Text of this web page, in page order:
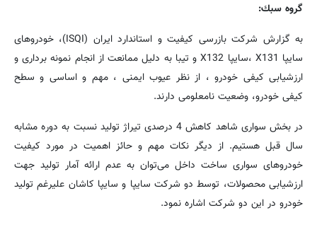
گروه سبك:
به گزارش شركت بازرسی كیفیت و استاندارد ایران (ISQI)، خودروهای
سایپا X131 ،سایپا X132و تیبا به دلیل ممانعت از انجام نمونه برداری و
ارزشیابی کیفی خودرو ، از نظر عیوب ایمنی ، مهم و اساسی و سطح
کیفی خودرو، وضعیت نامعلومی دارند.
در بخش سواری شاهد كاهش 4 درصدی تیراژ تولید نسبت به دوره مشابه
سال قبل هستیم. از دیگر نكات مهم و حائز اهمیت در مورد كیفیت
خودروهای سواری ساخت داخل می‌توان به عدم ارائه آمار تولید جهت
ارزشیابی محصولات، توسط دو شركت سایپا و سایپا كاشان علیرغم تولید
خودرو در این دو شركت اشاره نمود.